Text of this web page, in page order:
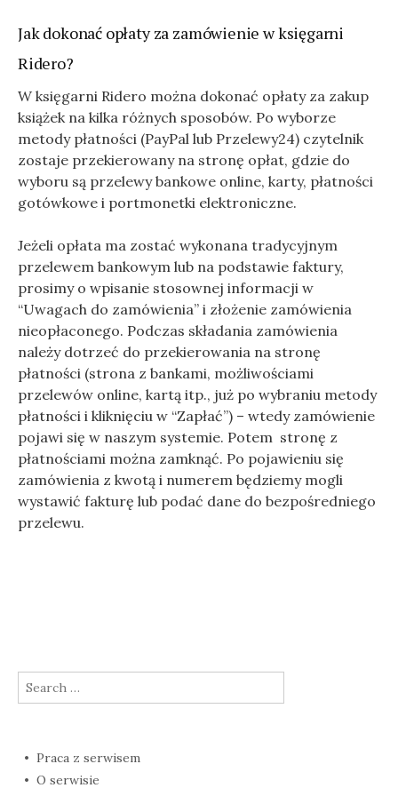
Jak dokonać opłaty za zamówienie w księgarni
Ridero?
W księgarni Ridero można dokonać opłaty za zakup
książek na kilka różnych sposobów. Po wyborze
metody płatności (PayPal lub Przelewy24) czytelnik
zostaje przekierowany na stronę opłat, gdzie do
wyboru są przelewy bankowe online, karty, płatności
gotówkowe i portmonetki elektroniczne.
Jeżeli opłata ma zostać wykonana tradycyjnym
przelewem bankowym lub na podstawie faktury,
prosimy o wpisanie stosownej informacji w
“Uwagach do zamówienia” i złożenie zamówienia
nieopłaconego. Podczas składania zamówienia
należy dotrzeć do przekierowania na stronę
płatności (strona z bankami, możliwościami
przelewów online, kartą itp., już po wybraniu metody
płatności i kliknięciu w “Zapłać”) – wtedy zamówienie
pojawi się w naszym systemie. Potem stronę z
płatnościami można zamknąć. Po pojawieniu się
zamówienia z kwotą i numerem będziemy mogli
wystawić fakturę lub podać dane do bezpośredniego
przelewu.
Search
for:
Praca z serwisem
O serwisie